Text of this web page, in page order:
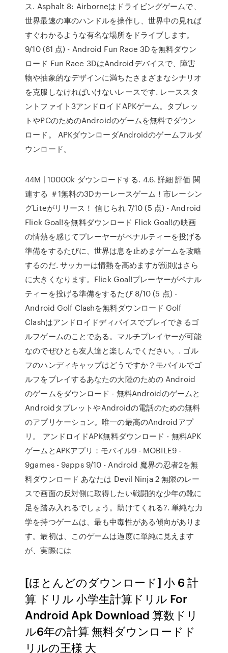
ス. Asphalt 8: Airborneはドライビングゲームで、
世界最速の車のハンドルを操作し、世界中の見れば
すぐわかるような有名な場所をドライブします。
9/10 (61 点) - Android Fun Race 3Dを無料ダウン
ロード Fun Race 3DはAndroidデバイスで、障害
物や抽象的なデザインに満ちたさまざまなシナリオ
を克服しなければいけないレースです. レーススタ
ントファイト3アンドロイドAPKゲーム。タブレッ
トやPCのためのAndroidのゲームを無料でダウン
ロード。 APKダウンローダAndroidのゲームフルダ
ウンロード。
44M | 10000k ダウンロードする. 4.6. 詳細 評価 関
連する ＃1無料の3Dカーレースゲーム！市レーシン
グLiteがリリース！ 信じられ 7/10 (5 点) - Android
Flick Goal!を無料ダウンロード Flick Goal!の映画
の情熱を感じてプレーヤーがペナルティーを投げる
準備をするたびに、世界は息を止めまゲームを攻略
するのだ. サッカーは情熱を高めますが罰則はさら
に大きくなります。Flick Goal!プレーヤーがペナル
ティーを投げる準備をするたび 8/10 (5 点) -
Android Golf Clashを無料ダウンロード Golf
Clashはアンドロイドディバイスでプレイできるゴ
ルフゲームのことである。マルチプレイヤーが可能
なのでぜひとも友人達と楽しんでください。. ゴル
フのハンディキャップはどうですか？モバイルでゴ
ルフをプレイするあなたの大陸のための Android
のゲームをダウンロード - 無料Androidのゲームと
AndroidタブレットやAndroidの電話のための無料
のアプリケーション。唯一の最高のAndroidアプ
リ。 アンドロイドAPK無料ダウンロード - 無料APK
ゲームとAPKアプリ：モバイル9 - MOBILE9 -
9games - 9apps 9/10 - Android 魔界の忍者2を無
料ダウンロード あなたは Devil Ninja 2 無限のレー
スで画面の反対側に取得したい戦闘的な少年の靴に
足を踏み入れるでしょう。助けてくれる?. 単純な力
学を持つゲームは、最も中毒性がある傾向がありま
す。最初は、このゲームは過度に単純に見えます
が、実際には
[ほとんどのダウンロード] 小 6 計
算 ドリル 小学生計算ドリル For
Android Apk Download 算数ドリ
ル6年の計算 無料ダウンロードド
リルの王様 大